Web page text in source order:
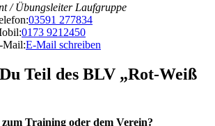
/ Übungsleiter Laufgruppe
03591 277834
0173 9212450
Mail:E-Mail schreiben
Teil des BLV „Rot-Weiß
Training oder dem Verein?